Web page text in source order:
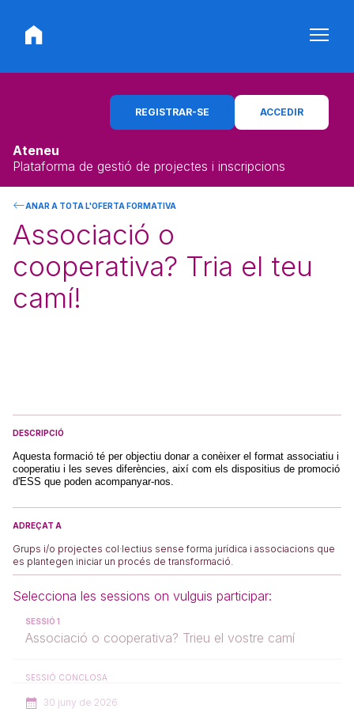
Ateneu
Plataforma de gestió de projectes i inscripcions
REGISTRAR-SE ACCEDIR
ANAR A TOTA L'OFERTA FORMATIVA
Associació o
cooperativa? Tria el teu
camí!
DESCRIPCIÓ
Aquesta formació té per objectiu donar a conèixer el format associatiu i
cooperatiu i les seves diferències, així com els dispositius de promoció
d'ESS que poden acompanyar-nos.
ADREÇAT A
Grups i/o projectes col·lectius sense forma jurídica i associacions que
es plantegen iniciar un procés de transformació.
Selecciona les sessions on vulguis participar:
SESSIÓ 1
Associació o cooperativa? Trieu el vostre camí
SESSIÓ CONCLOSA
30 juny de 2026